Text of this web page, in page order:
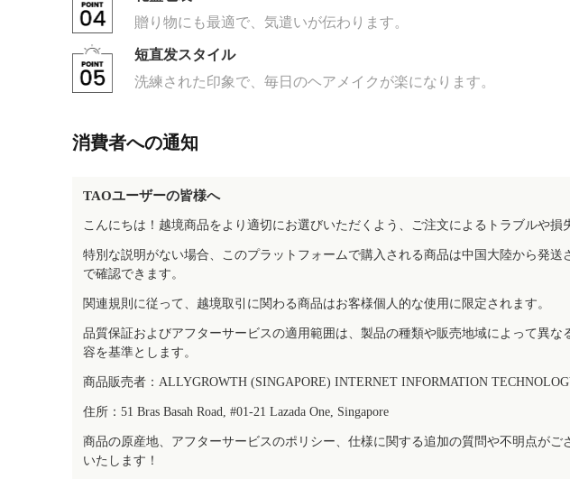
贈り物にも最適で、気遣いが伝わります。
短直发スタイル
洗練された印象で、毎日のヘアメイクが楽になります。
消費者への通知
TAOユーザーの皆様へ
こんにちは！越境商品をより適切にお選びいただくよう、ご注文によるトラブルや
特別な説明がない場合、このプラットフォームで購入される商品は中国大陸から発
で確認できます。
関連規則に従って、越境取引に関わる商品はお客様個人的な使用に限定されます。
品質保証およびアフターサービスの適用範囲は、製品の種類や販売地域によって異
容を基準とします。
商品販売者：ALLYGROWTH (SINGAPORE) INTERNET INFORMATION
住所：51 Bras Basah Road, #01-21 Lazada One, Singapore
商品の原産地、アフターサービスのポリシー、仕様に関する追加の質問や不明点が
いたします！